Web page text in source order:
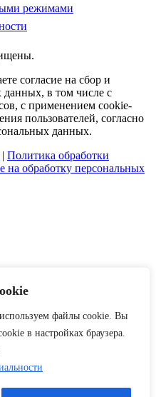
файлы cookie. Вы
в настройках браузера.
режимами
согласие на сбор и
в том числе с
с применением cookie-
пользователей, согласно
данных.
| Политика обработки
на обработку персональных